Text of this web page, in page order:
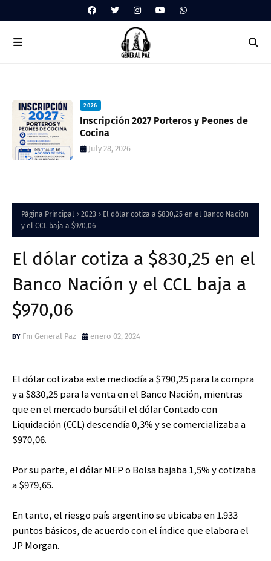
2026
Inscripción 2027 Porteros y Peones de
Cocina
July 28, 2026
Página Principal 2023
El dólar cotiza a $830,25 en el Banco Nación
y el CCL baja a $970,06
El dólar cotiza a $830,25 en el
Banco Nación y el CCL baja a
$970,06
Fm General Paz enero 02, 2024
El dólar cotizaba este mediodía a $790,25 para la compra
y a $830,25 para la venta en el Banco Nación, mientras
que en el mercado bursátil el dólar Contado con
Liquidación (CCL) descendía 0,3% y se comercializaba a
$970,06.
Por su parte, el dólar MEP o Bolsa bajaba 1,5% y cotizaba
a $979,65.
En tanto, el riesgo país argentino se ubicaba en 1.933
puntos básicos, de acuerdo con el índice que elabora el
JP Morgan.